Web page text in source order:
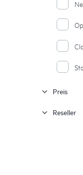
Preis
Reseller